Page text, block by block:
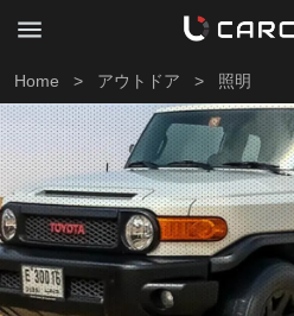
Home > アウトドア > 照明